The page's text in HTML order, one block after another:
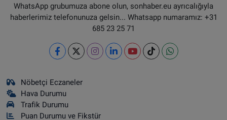
WhatsApp grubumuza abone olun, sonhaber.eu ayrıcalığıyla
haberlerimiz telefonunuza gelsin... Whatsapp numaramız: +31
685 23 25 71
Nöbetçi Eczaneler
Hava Durumu
Trafik Durumu
Puan Durumu ve Fikstür